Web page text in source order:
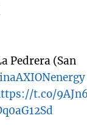
Pedrera (San
t.co/